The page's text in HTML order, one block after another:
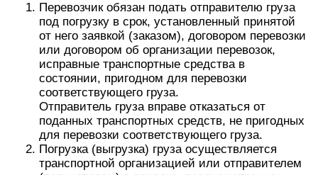
Перевозчик обязан подать отправителю груза
под погрузку в срок, установленный принятой
от него заявкой (заказом), договором перевозки
или договором об организации перевозок,
исправные транспортные средства в
состоянии, пригодном для перевозки
соответствующего груза.
Отправитель груза вправе отказаться от
поданных транспортных средств, не пригодных
для перевозки соответствующего груза.
Погрузка (выгрузка) груза осуществляется
транспортной организацией или отправителем